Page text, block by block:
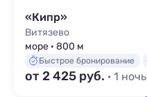
«Кипр»
Витязево
море · 800 м
Быстрое бронирование
от 2 425 руб. · 1 ночь